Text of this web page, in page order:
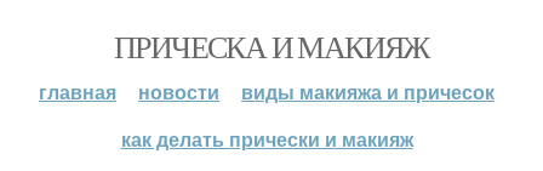
ПРИЧЕСКА И МАКИЯЖ
главная новости
виды макияжа и причесок
как делать прически и макияж